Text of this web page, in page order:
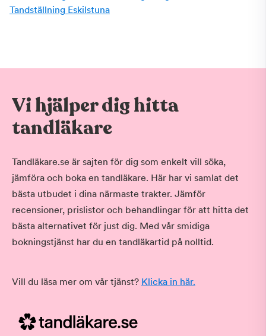
Tandställning Eskilstuna
Vi hjälper dig hitta
tandläkare
Tandläkare.se är sajten för dig som enkelt vill söka,
jämföra och boka en tandläkare. Här har vi samlat det
bästa utbudet i dina närmaste trakter. Jämför
recensioner, prislistor och behandlingar för att hitta det
bästa alternativet för just dig. Med vår smidiga
bokningstjänst har du en tandläkartid på nolltid.
Vill du läsa mer om vår tjänst? Klicka in här.